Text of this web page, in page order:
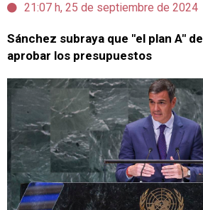
21:07 h, 25 de septiembre de 2024
Sánchez subraya que "el plan A"
aprobar los presupuestos